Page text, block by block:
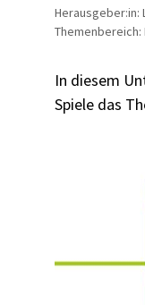
Herausgeber:in:
In diesem
Spiele das